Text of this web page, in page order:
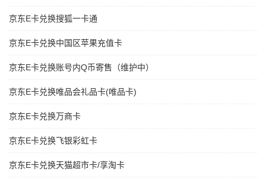
京东E卡兑换搜狐一卡通
京东E卡兑换中国区苹果充值卡
京东E卡兑换账号内Q币寄售（维护中）
京东E卡兑换唯品会礼品卡(唯品卡)
京东E卡兑换万商卡
京东E卡兑换飞银彩虹卡
京东E卡兑换天猫超市卡/享淘卡